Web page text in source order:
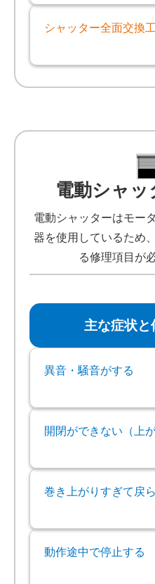
シャッター全面交換
電動シャッ
電動シャッターはモー
器を使用しているため
る修理項目が
主な症状
異音・騒音がする
開閉ができない（上
巻き上がりすぎて戻
動作途中で停止する